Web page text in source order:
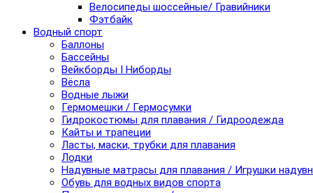
Велосипеды шоссейные/ Гравийники
Фэтбайк
Водный спорт
Баллоны
Бассейны
Вейкборды I Ниборды
Вёсла
Водные лыжи
Гермомешки / Гермосумки
Гидрокостюмы для плавания / Гидроодежда
Кайты и трапеции
Ласты, маски, трубки для плавания
Лодки
Надувные матрасы для плавания / Игрушки
Обувь для водных видов спорта